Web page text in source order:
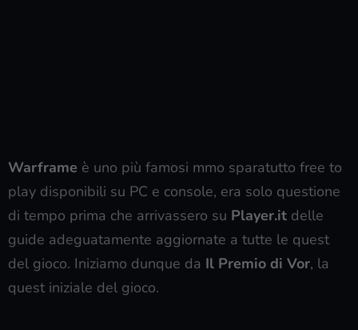
Warframe è uno più famosi mmo sparatutto free to
play disponibili su PC e console, era solo questione
di tempo prima che arrivassero su Player.it delle
guide adeguatamente aggiornate a tutte le quest
del gioco. Iniziamo dunque da Il Premio di Vor, la
quest iniziale del gioco.